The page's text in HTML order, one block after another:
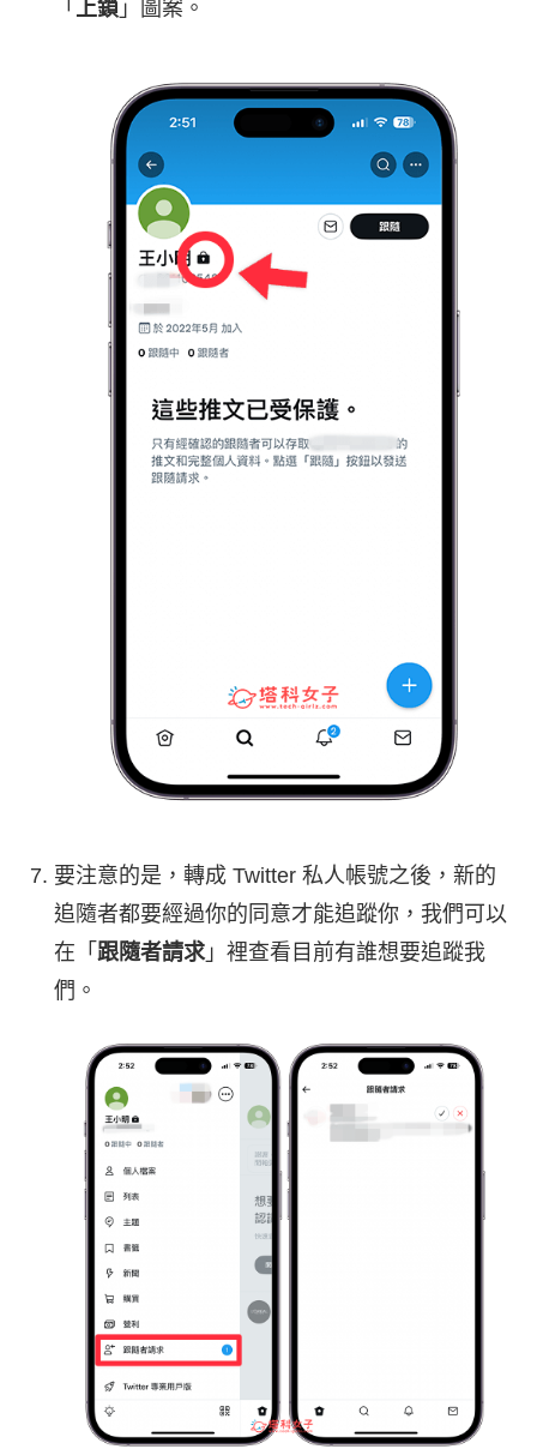
「
上鎖 」圖案。
要注意的是，轉成 Twitter 私人帳號之後，新的
追隨者都要經過你的同意才能追蹤你，我們可以
在「 跟隨者請求」裡查看目前有誰想要追蹤我
們。